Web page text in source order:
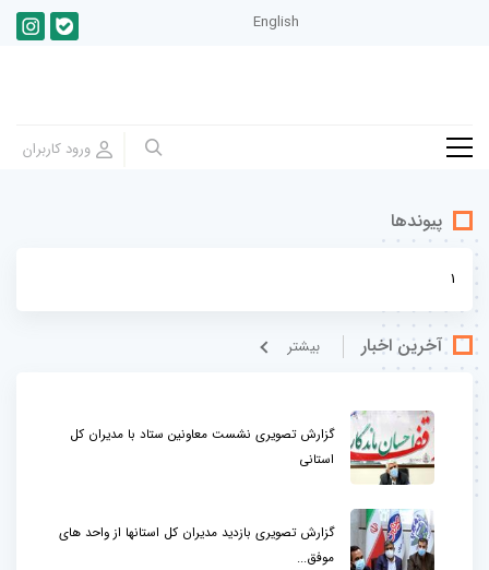
English
پیوندها
1
آخرین اخبار بيشتر
گزارش تصویری نشست معاونین ستاد با مدیران کل
استانی
گزارش تصویری بازدید مدیران کل استانها از واحد های
موفق...